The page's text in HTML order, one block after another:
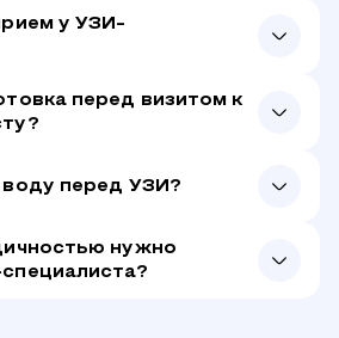
у УЗИ-
перед визитом к
перед УЗИ?
нужно